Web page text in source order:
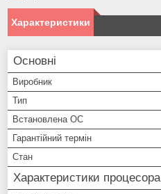
Характеристики
Основні
Виробник
Тип
Встановлена ОС
Гарантійний термін
Стан
Характеристики процесора